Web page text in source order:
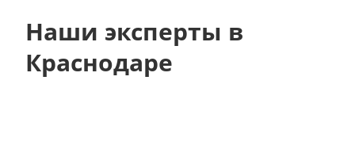
Наши эксперты в
Краснодаре